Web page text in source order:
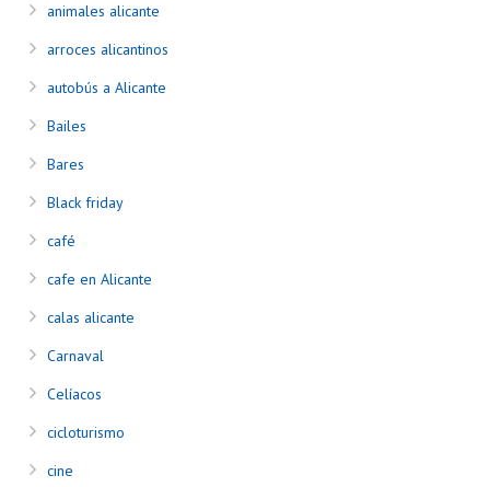
animales alicante
arroces alicantinos
autobús a Alicante
Bailes
Bares
Black friday
café
cafe en Alicante
calas alicante
Carnaval
Celíacos
cicloturismo
cine